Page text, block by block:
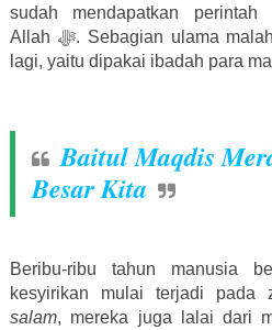
sudah mendapatkan
Allah ﷻ. Sebagian ulama
lagi, yaitu dipakai ibadah para
Baitul Maqdis
Besar Kita
Beribu-ribu tahun manusia
kesyirikan mulai terjadi
salam, mereka juga lalai dari